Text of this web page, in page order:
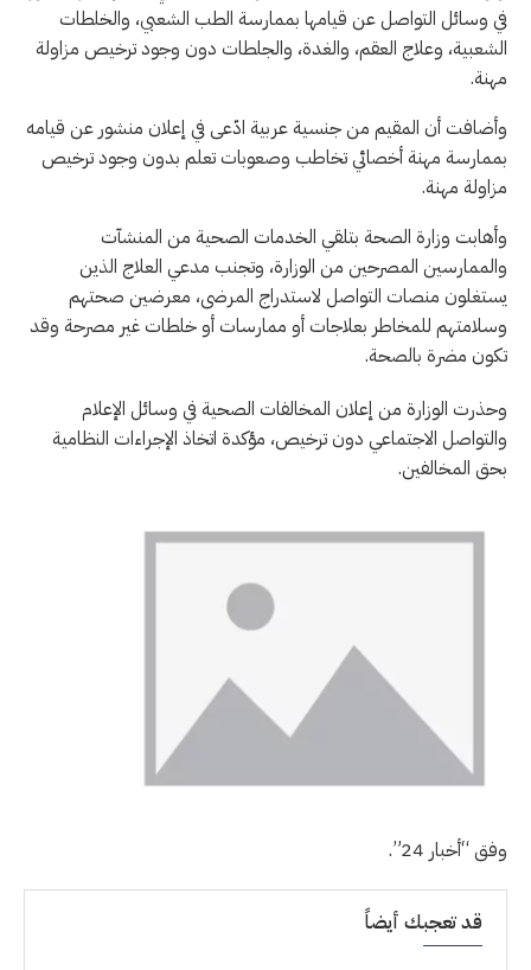
في وسائل التواصل عن قيامها بممارسة الطب الشعبي، والخلطات
الشعبية، وعلاج العقم، والغدة، والجلطات دون وجود ترخيص مزاولة
مهنة.
وأضافت أن المقيم من جنسية عربية ادّعى في إعلان منشور عن قيامه
بممارسة مهنة أخصائي تخاطب وصعوبات تعلم بدون وجود ترخيص
مزاولة مهنة.
وأهابت وزارة الصحة بتلقي الخدمات الصحية من المنشآت
والممارسين المصرحين من الوزارة، وتجنب مدعي العلاج الذين
يستغلون منصات التواصل لاستدراج المرضى، معرضين صحتهم
وسلامتهم للمخاطر بعلاجات أو ممارسات أو خلطات غير مصرحة وقد
تكون مضرة بالصحة.
وحذرت الوزارة من إعلان المخالفات الصحية في وسائل الإعلام
والتواصل الاجتماعي دون ترخيص، مؤكدة اتخاذ الإجراءات النظامية
بحق المخالفين.
وفق “أخبار 24”.
قد تعجبك أيضاً